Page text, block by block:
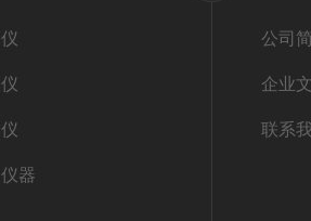
器
公司
企业
联系